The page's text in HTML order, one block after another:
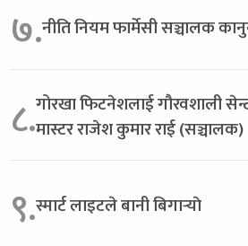
७.नीति नियम फार्मेसी सञ्चालक
८.गोरखा फिटनेशलाई गौरवशाली
मास्टर राजेश कुमार राई (सञ्चालक)
९.स्मार्ट लाइटले बानी बिगार्‍याे